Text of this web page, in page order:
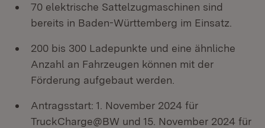
70 elektrische Sattelzugmaschinen sind
bereits in Baden-Württemberg im Einsatz.
200 bis 300 Ladepunkte und eine ähnliche
Anzahl an Fahrzeugen können mit der
Förderung aufgebaut werden.
Antragsstart: 1. November 2024 für
TruckCharge@BW und 15. November 2024 für